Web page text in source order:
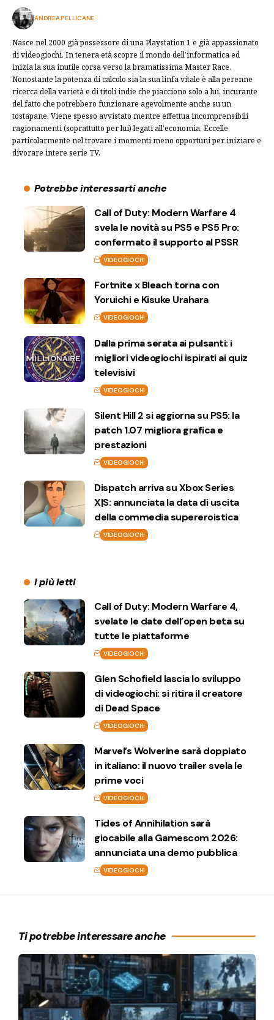
ANDREA PELLICANE
Nasce nel 2000 già possessore di una Playstation 1 e già appassionato
di videogiochi. In tenera età scopre il mondo dell’informatica ed
inizia la sua inutile corsa verso la bramatissima Master Race.
Nonostante la potenza di calcolo sia la sua linfa vitale è alla perenne
ricerca della varietà e di titoli indie che piacciono solo a lui, incurante
del fatto che potrebbero funzionare agevolmente anche su un
tostapane. Viene spesso avvistato mentre effettua incomprensibili
ragionamenti (soprattutto per lui) legati all'economia. Eccelle
particolarmente nel trovare i momenti meno opportuni per iniziare e
divorare intere serie TV.
Potrebbe interessarti anche
Call of Duty: Modern Warfare 4
svela le novità su PS5 e PS5 Pro:
confermato il supporto al PSSR
VIDEOGIOCHI
Fortnite x Bleach torna con
Yoruichi e Kisuke Urahara
VIDEOGIOCHI
Dalla prima serata ai pulsanti: i
migliori videogiochi ispirati ai quiz
televisivi
VIDEOGIOCHI
Silent Hill 2 si aggiorna su PS5: la
patch 1.07 migliora grafica e
prestazioni
VIDEOGIOCHI
Dispatch arriva su Xbox Series
X|S: annunciata la data di uscita
della commedia supereroistica
VIDEOGIOCHI
I più letti
Call of Duty: Modern Warfare 4,
svelate le date dell’open beta su
tutte le piattaforme
VIDEOGIOCHI
Glen Schofield lascia lo sviluppo
di videogiochi: si ritira il creatore
di Dead Space
VIDEOGIOCHI
Marvel’s Wolverine sarà doppiato
in italiano: il nuovo trailer svela le
prime voci
VIDEOGIOCHI
Tides of Annihilation sarà
giocabile alla Gamescom 2026:
annunciata una demo pubblica
VIDEOGIOCHI
Ti potrebbe interessare anche